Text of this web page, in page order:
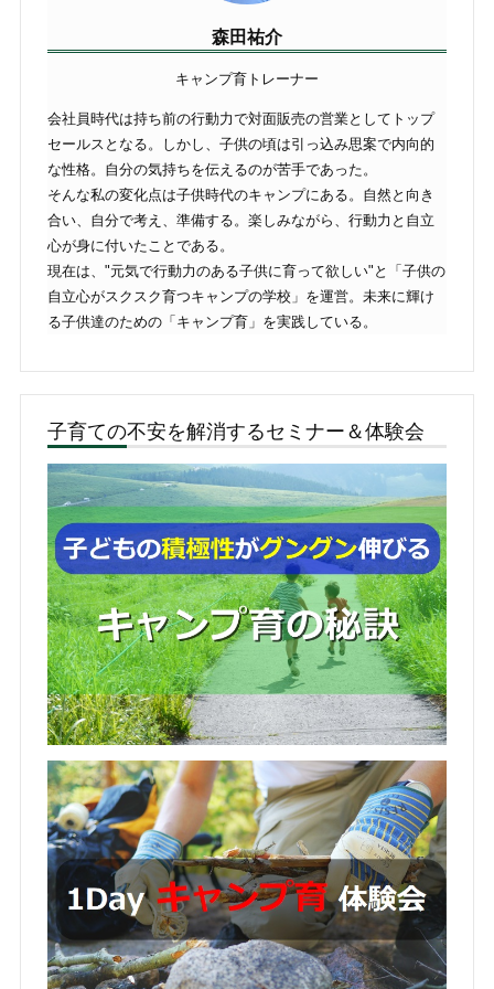
森田祐介
キャンプ育トレーナー
会社員時代は持ち前の行動力で対面販売の営業としてトップ
セールスとなる。しかし、子供の頃は引っ込み思案で内向的
な性格。自分の気持ちを伝えるのが苦手であった。
そんな私の変化点は子供時代のキャンプにある。自然と向き
合い、自分で考え、準備する。楽しみながら、行動力と自立
心が身に付いたことである。
現在は、"元気で行動力のある子供に育って欲しい"と「子供の
自立心がスクスク育つキャンプの学校」を運営。未来に輝け
る子供達のための「キャンプ育」を実践している。
子育ての不安を解消するセミナー＆体験会